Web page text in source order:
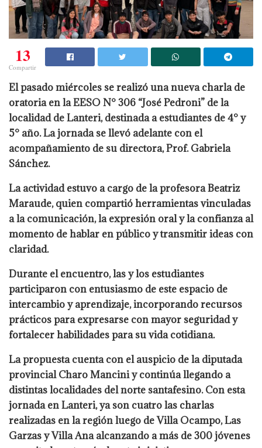
13
Compartir
El pasado miércoles se realizó una nueva charla de
oratoria en la EESO N° 306 “José Pedroni” de la
localidad de Lanteri, destinada a estudiantes de 4° y
5° año. La jornada se llevó adelante con el
acompañamiento de su directora, Prof. Gabriela
Sánchez.
La actividad estuvo a cargo de la profesora Beatriz
Maraude, quien compartió herramientas vinculadas
a la comunicación, la expresión oral y la confianza al
momento de hablar en público y transmitir ideas con
claridad.
Durante el encuentro, las y los estudiantes
participaron con entusiasmo de este espacio de
intercambio y aprendizaje, incorporando recursos
prácticos para expresarse con mayor seguridad y
fortalecer habilidades para su vida cotidiana.
La propuesta cuenta con el auspicio de la diputada
provincial Charo Mancini y continúa llegando a
distintas localidades del norte santafesino. Con esta
jornada en Lanteri, ya son cuatro las charlas
realizadas en la región luego de Villa Ocampo, Las
Garzas y Villa Ana alcanzando a más de 300 jóvenes